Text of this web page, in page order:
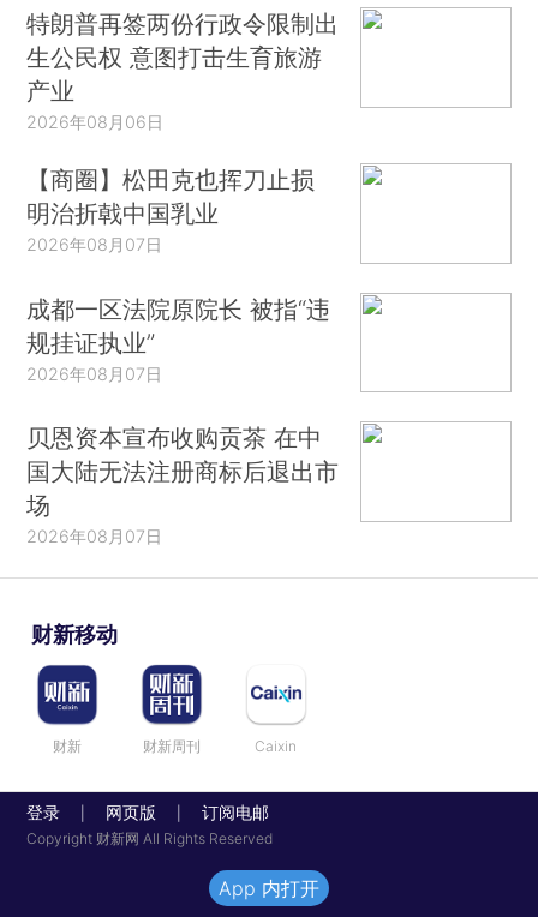
特朗普再签两份行政令限制出
生公民权 意图打击生育旅游
产业
2026年08月06日
【商圈】松田克也挥刀止损
明治折戟中国乳业
2026年08月07日
成都一区法院原院长 被指“违
规挂证执业”
2026年08月07日
贝恩资本宣布收购贡茶 在中
国大陆无法注册商标后退出市
场
2026年08月07日
财新移动
财新 财新周刊 Caixin
登录 网页版 订阅电邮
Copyright 财新网 All Rights Reserved
App 内打开